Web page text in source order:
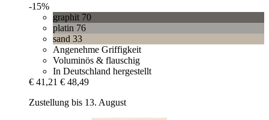
-15%
graphit 70
platin 76
sand 33
Angenehme Griffigkeit
Voluminös & flauschig
In Deutschland hergestellt
€ 41,21 € 48,49
Zustellung bis 13. August